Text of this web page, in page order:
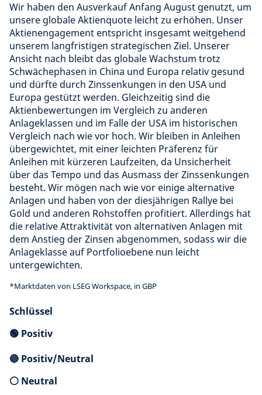
Wir haben den Ausverkauf Anfang August genutzt, um
unsere globale Aktienquote leicht zu erhöhen. Unser
Aktienengagement entspricht insgesamt weitgehend
unserem langfristigen strategischen Ziel. Unserer
Ansicht nach bleibt das globale Wachstum trotz
Schwächephasen in China und Europa relativ gesund
und dürfte durch Zinssenkungen in den USA und
Europa gestützt werden. Gleichzeitig sind die
Aktienbewertungen im Vergleich zu anderen
Anlageklassen und im Falle der USA im historischen
Vergleich nach wie vor hoch. Wir bleiben in Anleihen
übergewichtet, mit einer leichten Präferenz für
Anleihen mit kürzeren Laufzeiten, da Unsicherheit
über das Tempo und das Ausmass der Zinssenkungen
besteht. Wir mögen nach wie vor einige alternative
Anlagen und haben von der diesjährigen Rallye bei
Gold und anderen Rohstoffen profitiert. Allerdings hat
die relative Attraktivität von alternativen Anlagen mit
dem Anstieg der Zinsen abgenommen, sodass wir die
Anlageklasse auf Portfolioebene nun leicht
untergewichten.
*Marktdaten von LSEG Workspace, in GBP
Schlüssel
🟢 Positiv
🔵 Positiv/Neutral
⚪ Neutral